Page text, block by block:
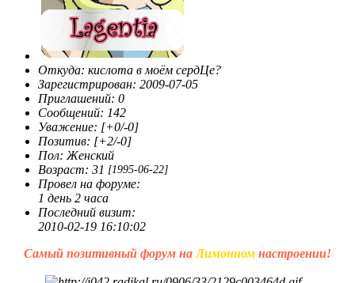
Откуда: кислота в моём сердЦе?
Зарегистрирован: 2009-07-05
Приглашений: 0
Сообщений: 142
Уважение: [+0/-0]
Позитив: [+2/-0]
Пол: Женский
Возраст: 31 [1995-06-22]
Провел на форуме:
1 день 2 часа
Последний визит:
2010-02-19 16:10:02
Самый позитивный форум на Лимонном настроении!